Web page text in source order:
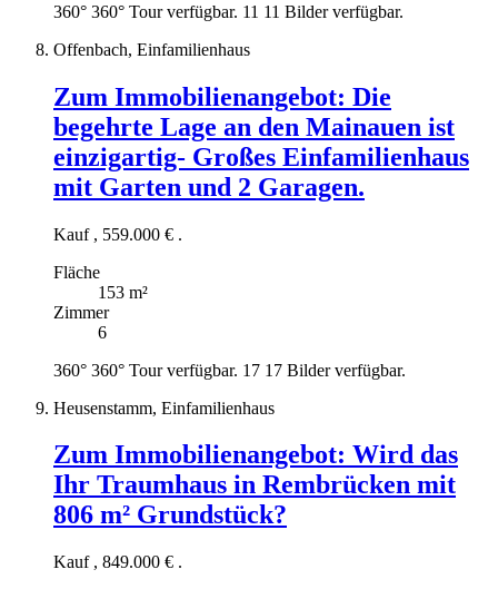
360° 360° Tour verfügbar. 11 11 Bilder verfügbar.
Offenbach, Einfamilienhaus
Zum Immobilienangebot: Die
begehrte Lage an den Mainauen ist
einzigartig- Großes Einfamilienhaus
mit Garten und 2 Garagen.
Kauf , 559.000 € .
Fläche
153 m²
Zimmer
6
360° 360° Tour verfügbar. 17 17 Bilder verfügbar.
Heusenstamm, Einfamilienhaus
Zum Immobilienangebot: Wird das
Ihr Traumhaus in Rembrücken mit
806 m² Grundstück?
Kauf , 849.000 € .